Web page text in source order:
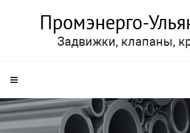
Промэнерго-
Задвижки, клапаны,